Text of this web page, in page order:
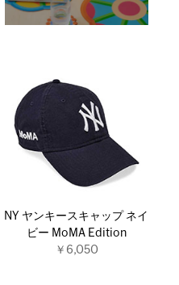
NY ヤンキースキャップ ネイ
ビー MoMA Edition
￥6,050